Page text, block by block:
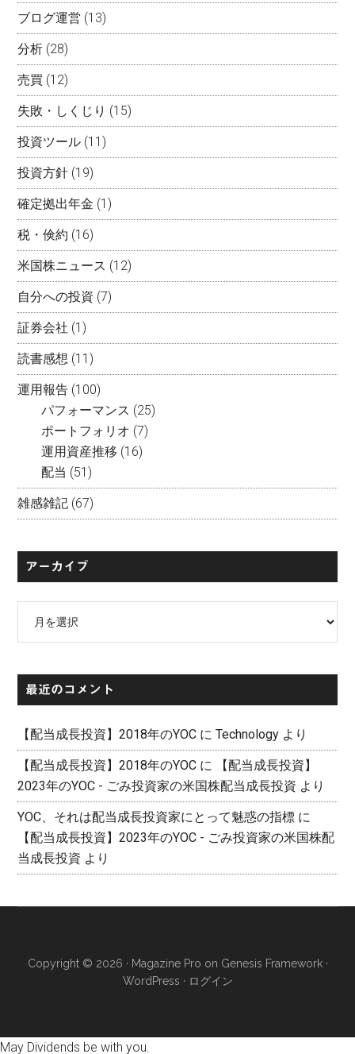
ブログ運営 (13)
分析 (28)
売買 (12)
失敗・しくじり (15)
投資ツール (11)
投資方針 (19)
確定拠出年金 (1)
税・倹約 (16)
米国株ニュース (12)
自分への投資 (7)
証券会社 (1)
読書感想 (11)
運用報告 (100)
パフォーマンス (25)
ポートフォリオ (7)
運用資産推移 (16)
配当 (51)
雑感雑記 (67)
アーカイブ
イ
ブ最近のコメント
【配当成長投資】2018年のYOC にTechnology より
【配当成長投資】2018年のYOC に
【配当成長投資】
2023年のYOC - ごみ投資家の米国株配当成長投資 より
YOC、それは配当成長投資家にとって魅惑の指標 に
【配当成長投資】2023年のYOC - ごみ投資家の米国株配
当成長投資 より
Copyright © 2026 · Magazine Pro on Genesis Framework·
WordPress · ログイン
May Dividends be with you.